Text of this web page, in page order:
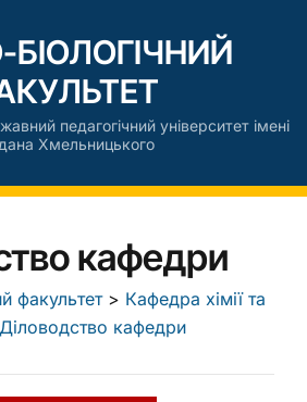
БІОЛОГІЧНИЙ
педагогічний університет імені
Хмельницького
кафедри
факультет> Кафедра хімії та
Діловодство кафедри